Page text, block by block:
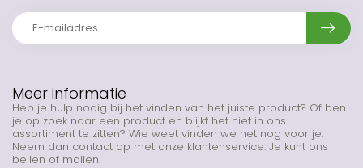
Meer informatie
Heb je hulp nodig bij het vinden van het juiste product? Of ben
je op zoek naar een product en blijkt het niet in ons
assortiment te zitten? Wie weet vinden we het nog voor je.
Neem dan contact op met onze klantenservice. Je kunt ons
bellen of mailen.